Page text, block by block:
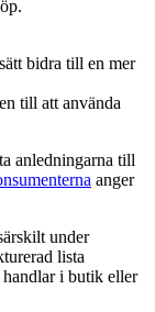
bidra till en mer
till att använda
anledningarna till
anger
under
lista
handlar i butik eller